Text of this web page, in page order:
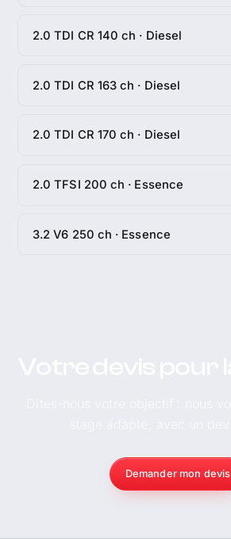
2.0 TDI CR 140 ch · Diesel
2.0 TDI CR 163 ch · Diesel
2.0 TDI CR 170 ch · Diesel
2.0 TFSI 200 ch · Essence
3.2 V6 250 ch · Essence
Demander mon devis